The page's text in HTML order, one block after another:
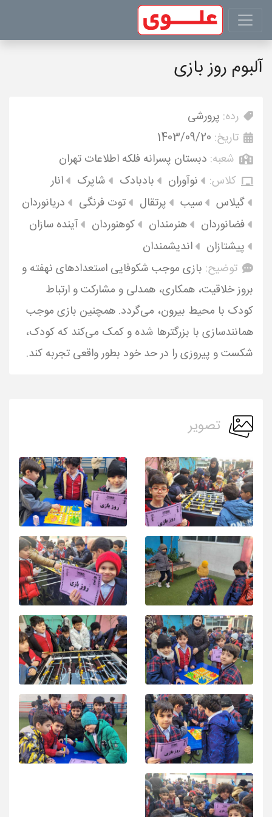
آلبوم روز بازی
رده: پرورشی
تاریخ: 1403/09/20
شعبه: دبستان پسرانه فلکه اطلاعات تهران
کلاس:
نوآوران بادبادک شاپرک
انار
گیلاس
سیب پرتقال توت فرنگی
دریانوردان
فضانوردان
هنرمندان کوهنوردان
آینده سازان
پیشتازان
اندیشمندان
توضیح: بازی موجب شکوفایی استعدادهای نهفته و
بروز خلاقیت، همکاری، همدلی و مشارکت و ارتباط
کودک با محیط بیرون، می‌گردد. همچنین بازی موجب
همانندسازی با بزرگترها شده و کمک می‌کند که کودک،
شکست و پیروزی را در حد خود بطور واقعی تجربه کند.
تصویر